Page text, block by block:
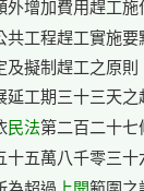
外增加費用趕工
共工程趕工實施要
及擬制趕工之原
延工期三十三天
民法第二百二十七
十五萬八千零三十